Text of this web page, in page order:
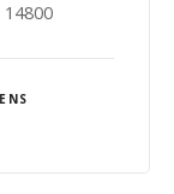
14800